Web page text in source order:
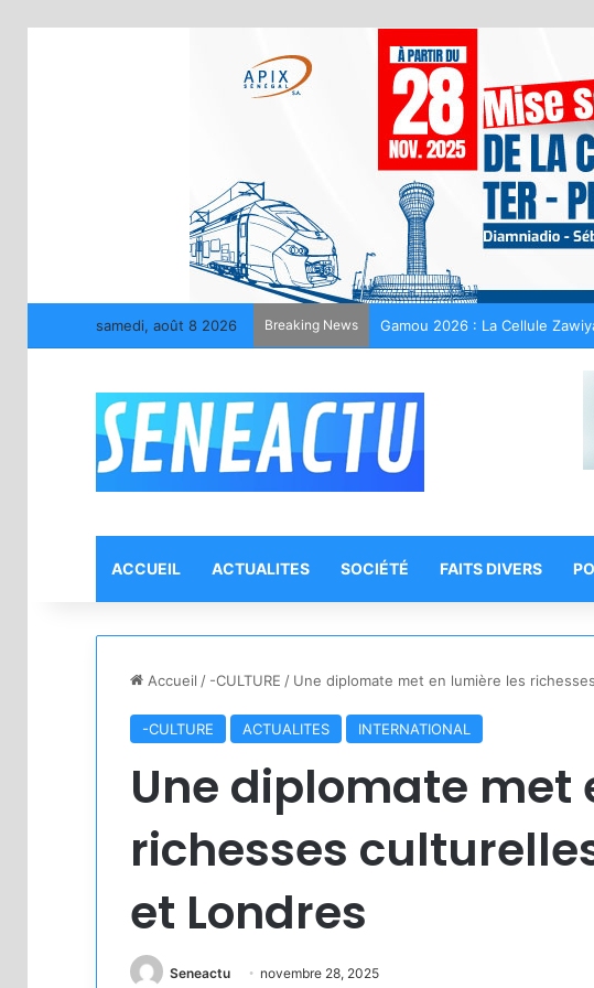
samedi, août 8 2026 Breaking News Gamou 2026 : La Cellule
ACCUEIL ACTUALITES SOCIÉTÉ FAITS DIVERS
Accueil / -CULTURE / Une diplomate met en lumière les
-CULTURE ACTUALITES INTERNATIONAL
Une diplomate met
richesses
et Londres
Seneactu novembre 28, 2025